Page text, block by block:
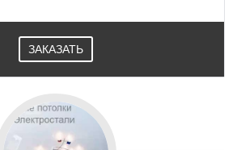
ЗАКАЗАТЬ